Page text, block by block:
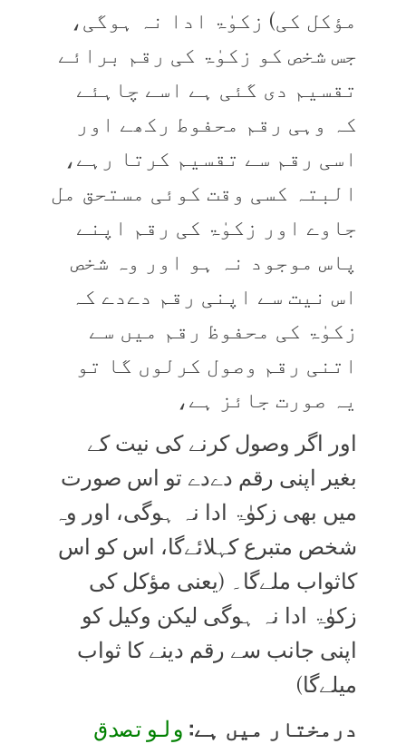
مؤکل کی) زکوٰۃ ادا نہ ہوگی،
جس شخص کو زکوٰۃ کی رقم برائے
تقسیم دی گئی ہے اسے چاہئے
کہ وہی رقم محفوط رکھے اور
اسی رقم سے تقسیم کرتا رہے،
البتہ کسی وقت کوئی مستحق مل
جاوے اور زکوٰۃ کی رقم اپنے
پاس موجود نہ ہو اور وہ شخص
اس نیت سے اپنی رقم دےدے کہ
زکوٰۃ کی محفوظ رقم میں سے
اتنی رقم وصول کرلوں گا تو
یہ صورت جائز ہے،
اور اگر وصول کرنے کی نیت کے
بغیر اپنی رقم دےدے تو اس صورت
میں بھی زکوٰۃ ادا نہ ہوگی، اور وہ
شخص متبرع کہلائےگا، اس کو اس
کاثواب ملےگا۔ (یعنی مؤکل کی
زکوٰۃ ادا نہ ہوگی لیکن وکیل کو
اپنی جانب سے رقم دینے کا ثواب
میلےگا)
درمختار میں ہے: ولوتصدق